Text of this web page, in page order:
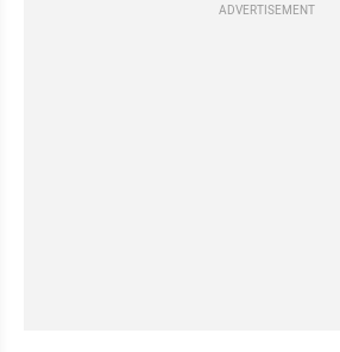
ADVERTISEMENT